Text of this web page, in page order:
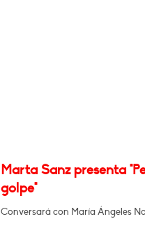
Marta Sanz presenta
golpe"
Conversará con María Ángeles